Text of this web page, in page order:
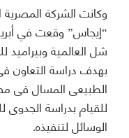
وكانت الشركة المصرية
“إيجاس” وقعت في
شل العالمية
بهدف دراسة التعاون
الطبيعى المسال فى
للقيام بدراسة
الوسائل لتنفيذه.